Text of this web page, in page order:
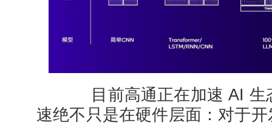
目前高通正在加速 AI 生
速绝不只是在硬件层面：对于